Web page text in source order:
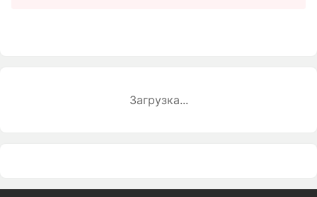
Загрузка...